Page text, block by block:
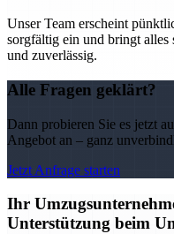
Unser Team erscheint
sorgfältig ein und bringt alles
und zuverlässig.
Alle Fragen geklärt?
Dann probieren Sie es jetzt
Angebot an – ganz
Jetzt Anfrage starten
Ihr
Unterstützung beim